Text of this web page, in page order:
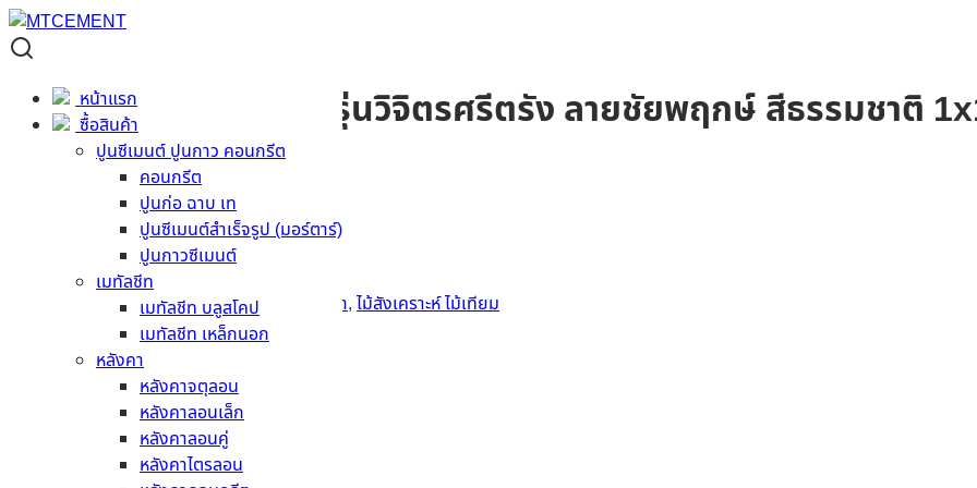
หน้าแรก
ซื้อสินค้า
ปูนซีเมนต์ ปูนกาว คอนกรีต
คอนกรีต
ปูนก่อ ฉาบ เท
ปูนซีเมนต์สำเร็จรูป (มอร์ตาร์)
ปูนกาวซีเมนต์
เมทัลชีท
เมทัลชีท บลูสโคป
เมทัลชีท เหล็กนอก
หลังคา
หลังคาจตุลอน
หลังคาลอนเล็ก
หลังคาลอนคู่
หลังคาไตรลอน
Material Code:
ไม้ฝาสเปลนดิดเฌอร่า รุ่นวิจิตรศรีตรัง ลายชัยพฤกษ์ สีธรรมชาติ
ลายชัยพฤกษ์
1 x 15 x 300 ซม.
รุ่น ขอบ/หน้าตัดรุ่นวิจิตรศรีตรัง
สอบถามราคา
PAD310153000001หมวดหมู่: ไม้ฝา, ไม้สังเคราะห์ ไม้เทียม
รายละเอียดสินค้า
ออกแบบสไตล์โมเดิร์น และแบบร่วมสมัย